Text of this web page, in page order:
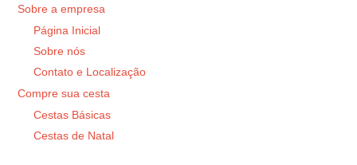
Sobre a empresa
Página Inicial
Sobre nós
Contato e Localização
Compre sua cesta
Cestas Básicas
Cestas de Natal